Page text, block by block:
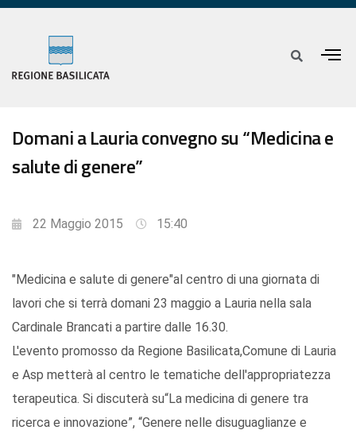
Domani a Lauria convegno su “Medicina e
salute di genere”
22 Maggio 2015 15:40
"Medicina e salute di genere"al centro di una giornata di
lavori che si terrà domani 23 maggio a Lauria nella sala
Cardinale Brancati a partire dalle 16.30.
L'evento promosso da Regione Basilicata,Comune di Lauria
e Asp metterà al centro le tematiche dell'appropriatezza
terapeutica. Si discuterà su“La medicina di genere tra
ricerca e innovazione”, “Genere nelle disuguaglianze e